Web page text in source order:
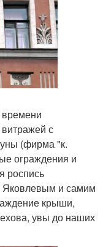
времени
с
(фирма "к.
ограждения и
роспись
Яковлевым и самим
крыши,
увы до наших